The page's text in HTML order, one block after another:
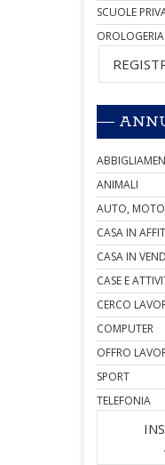
SCUOLE
ANIMALI
AUTO, MOTO
CASA IN
CASA IN
CASE E
CERCO
COMPUTER
OFFRO
SPORT
TELEFONIA